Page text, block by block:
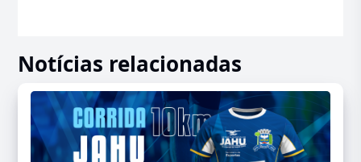
Notícias relacionadas